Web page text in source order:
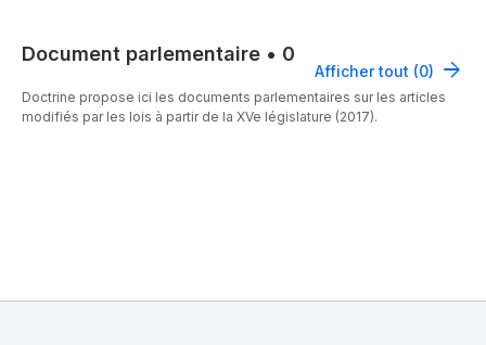
Document parlementaire • 0
Afficher tout (0)
Doctrine propose ici les documents parlementaires sur les articles
modifiés par les lois à partir de la XVe législature (2017).